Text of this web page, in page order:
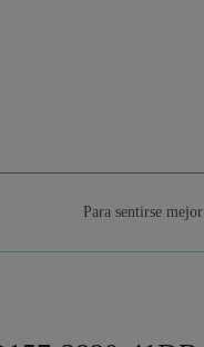
Para sentirse mejor